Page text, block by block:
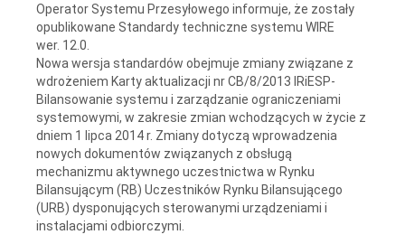
Operator Systemu Przesyłowego informuje, że zostały
opublikowane Standardy techniczne systemu WIRE
wer. 12.0.
Nowa wersja standardów obejmuje zmiany związane z
wdrożeniem Karty aktualizacji nr CB/8/2013 IRiESP-
Bilansowanie systemu i zarządzanie ograniczeniami
systemowymi, w zakresie zmian wchodzących w życie z
dniem 1 lipca 2014 r. Zmiany dotyczą wprowadzenia
nowych dokumentów związanych z obsługą
mechanizmu aktywnego uczestnictwa w Rynku
Bilansującym (RB) Uczestników Rynku Bilansującego
(URB) dysponujących sterowanymi urządzeniami i
instalacjami odbiorczymi.